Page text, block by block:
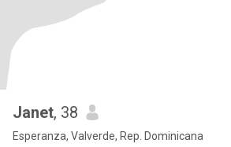
Janet, 38
Esperanza, Valverde, Rep. Dominicana